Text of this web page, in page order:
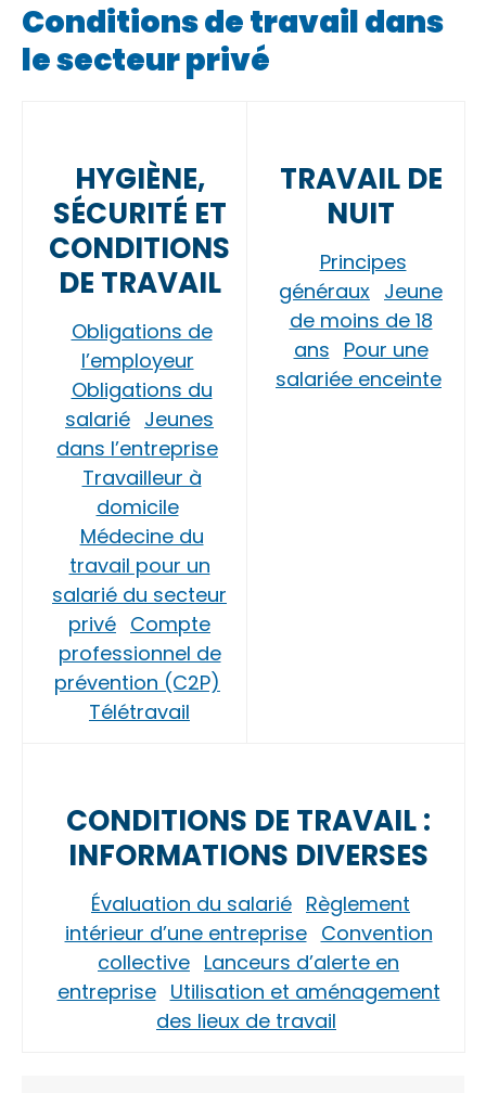
Conditions de travail dans
le secteur privé
HYGIÈNE,
SÉCURITÉ ET
CONDITIONS
DE TRAVAIL
Obligations de
l’employeur
Obligations du
salarié Jeunes
dans l’entreprise
Travailleur à
domicile
Médecine du
travail pour un
salarié du secteur
privé Compte
professionnel de
prévention (C2P)
Télétravail
TRAVAIL DE
NUIT
Principes
généraux Jeune
de moins de 18
ans Pour une
salariée enceinte
CONDITIONS DE TRAVAIL :
INFORMATIONS DIVERSES
Évaluation du salarié Règlement
intérieur d’une entreprise Convention
collective Lanceurs d’alerte en
entreprise Utilisation et aménagement
des lieux de travail